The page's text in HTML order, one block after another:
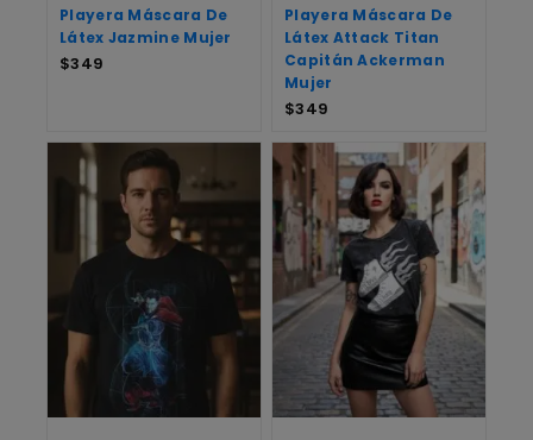
Playera Máscara De
Látex Jazmine Mujer
$349
Playera Máscara De
Látex Attack Titan
Capitán Ackerman
Mujer
$349